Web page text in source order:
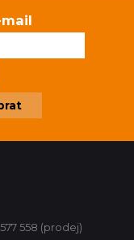
558 (prodej)